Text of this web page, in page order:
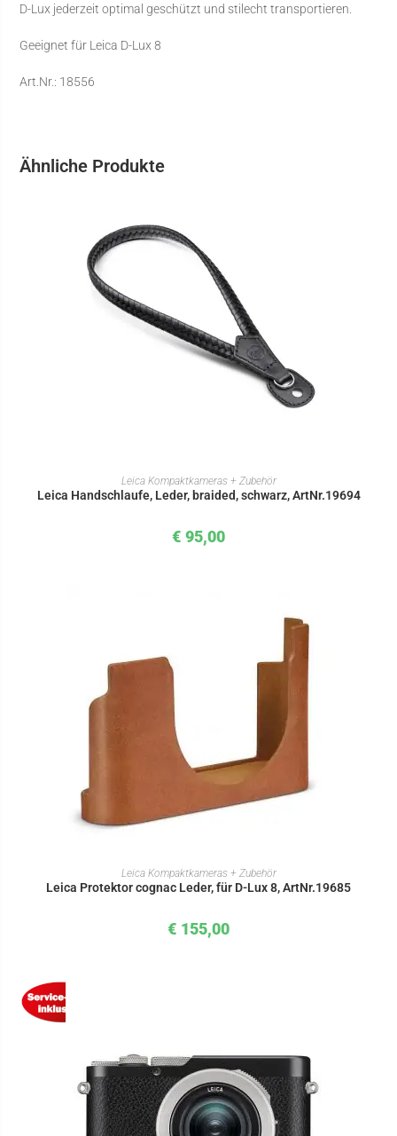
D-Lux jederzeit optimal geschützt und stilecht transportieren.
Geeignet für Leica D-Lux 8
Art.Nr.: 18556
Ähnliche Produkte
IN DEN WARENKORB
Leica Kompaktkameras + Zubehör
Leica Handschlaufe, Leder, braided, schwarz, ArtNr.19694
€ 95,00
IN DEN WARENKORB
Leica Kompaktkameras + Zubehör
Leica Protektor cognac Leder, für D-Lux 8, ArtNr.19685
€ 155,00